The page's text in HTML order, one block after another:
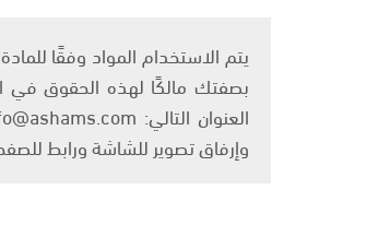
بصفتك مالكًا لهذه الحقوق في
وإرفاق تصوير للشاشة ورابط